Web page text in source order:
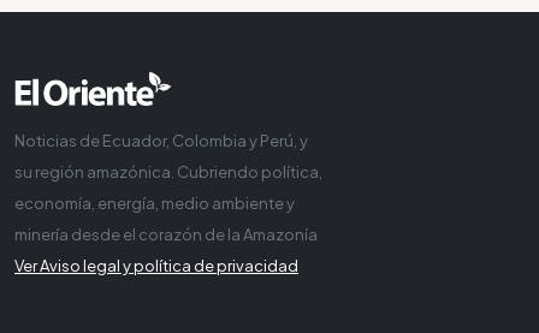
Noticias de Ecuador, Colombia y Perú, y
su región amazónica. Cubriendo política,
economía, energía, medio ambiente y
minería desde el corazón de la Amazonía
Ver Aviso legal y política de privacidad